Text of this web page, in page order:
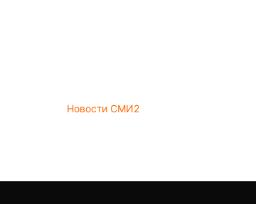
Новости СМИ2